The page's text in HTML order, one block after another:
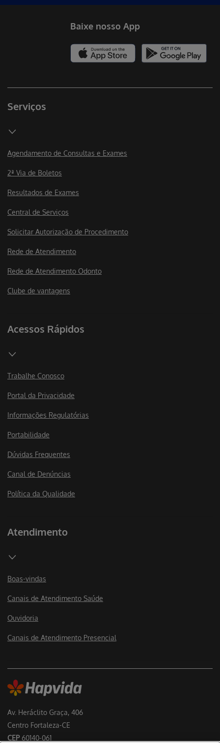
Av. Heráclito Graça, 406
Centro Fortaleza-CE
CEP60140-061
Serviços
Agendamento de Consultas e Exames
2ª Via de Boletos
Resultados de Exames
Central de Serviços
Solicitar Autorização de Procedimento
Rede de Atendimento
Rede de Atendimento Odonto
Clube de vantagens
Acessos Rápidos
Trabalhe Conosco
Portal da Privacidade
Informações Regulatórias
Portabilidade
Dúvidas Frequentes
Canal de Denúncias
Política da Qualidade
Atendimento
Boas-vindas
Canais de Atendimento Saúde
Ouvidoria
Canais de Atendimento Presencial
Baixe nosso App